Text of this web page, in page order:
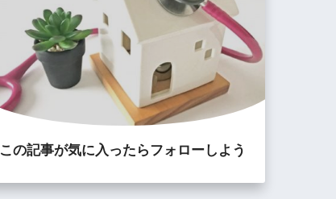
この記事が気に入ったらフォローしよう